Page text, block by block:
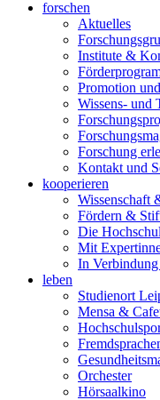
forschen
Aktuelles
Institute &
Promotion
Wissens- und
Forschung
Kontakt und
kooperieren
Wissenschaft
Fördern &
Die
Mit
In
leben
Studienort
Mensa &
Orchester
Hörsaalkino